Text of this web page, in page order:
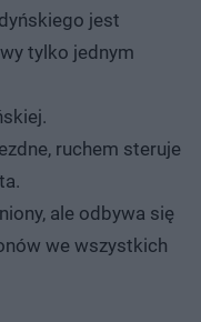
jest
tylko jednym
ruchem steruje
ale odbywa się
we wszystkich